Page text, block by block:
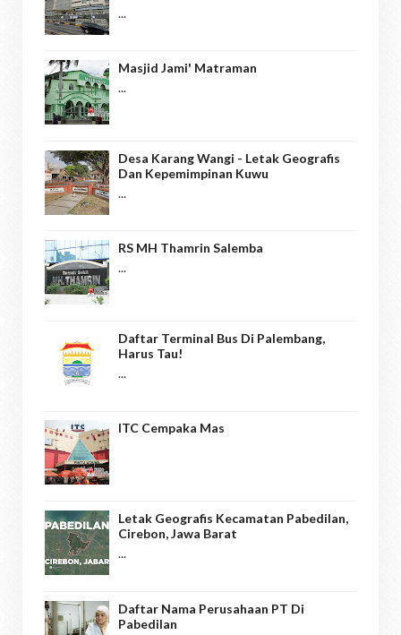
...
Masjid Jami' Matraman
...
Desa Karang Wangi - Letak Geografis
Dan Kepemimpinan Kuwu
...
RS MH Thamrin Salemba
...
Daftar Terminal Bus Di Palembang,
Harus Tau!
...
ITC Cempaka Mas
Letak Geografis Kecamatan Pabedilan,
Cirebon, Jawa Barat
...
Daftar Nama Perusahaan PT Di
Pabedilan